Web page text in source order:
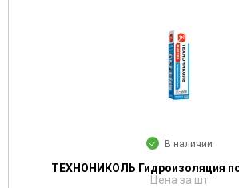
В наличии
ТЕХНОНИКОЛЬ Гидроизоляция
Цена за шт